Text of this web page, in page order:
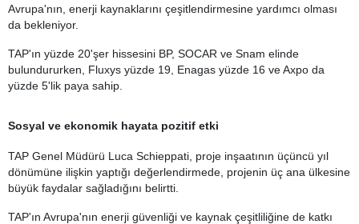
Avrupa'nın, enerji kaynaklarını çeşitlendirmesine yardımcı olması
da bekleniyor.
TAP'ın yüzde 20'şer hissesini BP, SOCAR ve Snam elinde
bulundururken, Fluxys yüzde 19, Enagas yüzde 16 ve Axpo da
yüzde 5'lik paya sahip.
Sosyal ve ekonomik hayata pozitif etki
TAP Genel Müdürü Luca Schieppati, proje inşaatının üçüncü yıl
dönümüne ilişkin yaptığı değerlendirmede, projenin üç ana ülkesine
büyük faydalar sağladığını belirtti.
TAP'ın Avrupa'nın enerji güvenliği ve kaynak çeşitliliğine de katkı